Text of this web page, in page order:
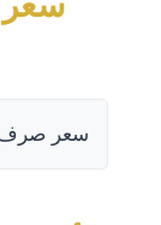
سعر صرف